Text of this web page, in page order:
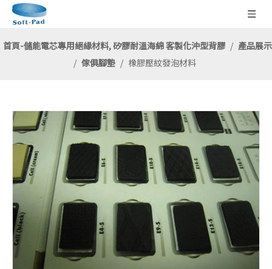
首頁-儲能電芯專用絕緣材料, 矽膠耐溫海綿 客製化沖型背膠 / 產品展示
/ 傢俱腳墊 / 橡膠壓紋發泡材料